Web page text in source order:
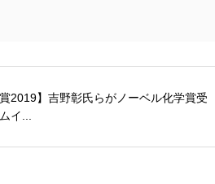
賞2019】吉野彰氏らがノーベル化学賞受
イ...